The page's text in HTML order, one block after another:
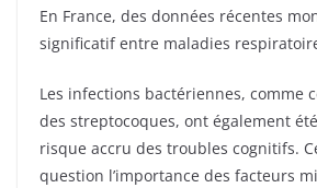
En France, des données récentes
significatif entre maladies
Les infections bactériennes, comme
des streptocoques, ont également
risque accru des troubles cognitifs.
question l’importance des facteurs